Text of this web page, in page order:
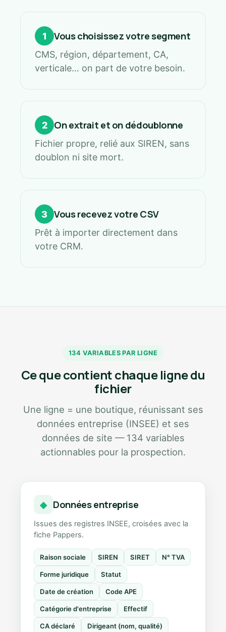
1 Vous choisissez votre segment
CMS, région, département, CA,
verticale… on part de votre besoin.
2 On extrait et on dédoublonne
Fichier propre, relié aux SIREN, sans
doublon ni site mort.
3 Vous recevez votre CSV
Prêt à importer directement dans
votre CRM.
134 VARIABLES PAR LIGNE
Ce que contient chaque ligne du
fichier
Une ligne = une boutique, réunissant ses
données entreprise (INSEE) et ses
données de site — 134 variables
actionnables pour la prospection.
◆ Données entreprise
Issues des registres INSEE, croisées avec la
fiche Pappers.
Raison sociale SIREN SIRET N° TVA
Forme juridique Statut
Date de création Code APE
Catégorie d'entreprise Effectif
CA déclaré Dirigeant (nom, qualité)